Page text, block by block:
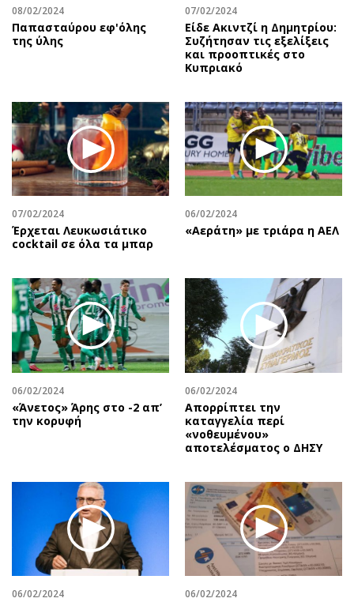
08/02/2024
Παπασταύρου εφ'όλης
της ύλης
07/02/2024
Είδε Ακιντζί η Δημητρίου:
Συζήτησαν τις εξελίξεις
και προοπτικές στο
Κυπριακό
07/02/2024
Έρχεται Λευκωσιάτικο
cocktail σε όλα τα μπαρ
06/02/2024
«Αεράτη» με τριάρα η ΑΕΛ
06/02/2024
«Άνετος» Άρης στο -2 απ’
την κορυφή
06/02/2024
Απορρίπτει την
καταγγελία περί
«νοθευμένου»
αποτελέσματος ο ΔΗΣΥ
06/02/2024 06/02/2024